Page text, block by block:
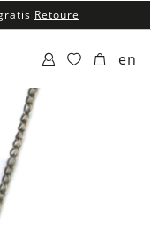
Retoure
Sortiment
en